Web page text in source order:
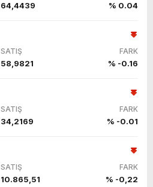
64,4439 % 0.04
SATIŞ FARK
58,9821 % -0.16
SATIŞ FARK
34,2169 % -0.01
SATIŞ FARK
10.865,51 % -0,22